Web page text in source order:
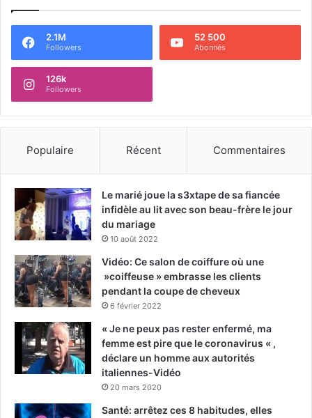
2.1M
Followers
52 500
Abonnés
126k
Followers
Populaire Récent Commentaires
Le marié joue la s3xtape de sa fiancée
infidèle au lit avec son beau-frère le jour
du mariage
10 août 2022
Vidéo: Ce salon de coiffure où une
»coiffeuse » embrasse les clients
pendant la coupe de cheveux
6 février 2022
« Je ne peux pas rester enfermé, ma
femme est pire que le coronavirus « ,
déclare un homme aux autorités
italiennes-Vidéo
20 mars 2020
Santé: arrêtez ces 8 habitudes, elles